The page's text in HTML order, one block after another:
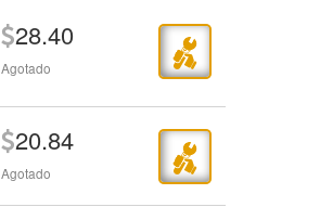
28.40
Agotado
20.84
Agotado